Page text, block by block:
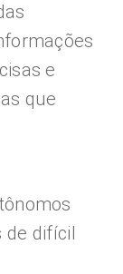
e
que
de difícil